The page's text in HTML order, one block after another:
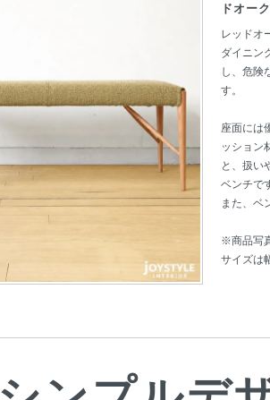
ドオーク
レッドオ
ダイニン
し、危険
す。
座面には
ッション
と、扱い
ベンチで
また、ベ
※商品写
サイズは